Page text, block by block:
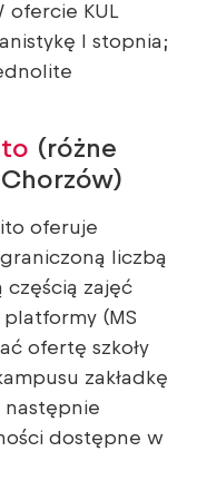
ofercie KUL
I stopnia;
(różne
oferuje
liczbą
częścią zajęć
(MS
ofertę szkoły
zakładkę
następnie
dostępne w